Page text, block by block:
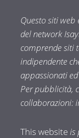
Questo siti web
del network
comprende siti
indipendente
appassionati
Per pubblicità,
collaborazioni:
This websiteis